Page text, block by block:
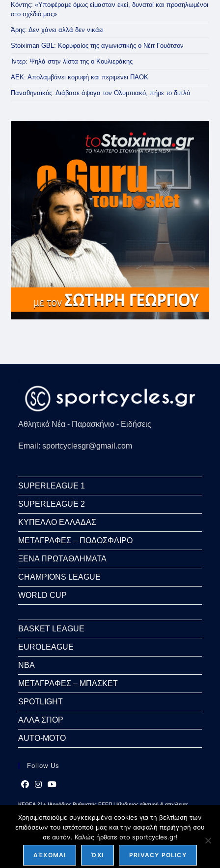
Κόντης: «Υποφέραμε όμως είμασταν εκεί, δυνατοί και προσηλωμένοι
στο σχέδιό μας»
Άρης: Δεν χάνει αλλά δεν νικάει
Stoiximan GBL: Κορυφαίος της αγωνιστικής ο Νέιτ Γουότσον
Ίντερ: Ψηλά στην λίστα της ο Κουλιεράκης
ΑΕΚ: Απολαμβάνει κορυφή και περιμένει ΠΑΟΚ
Παναθηναϊκός: Διάβασε άψογα τον Ολυμπιακό, πήρε το διπλό
Αθλητικά Νέα - Παρασκήνιο - Ειδήσεις
Email: sportcyclesgr@gmail.com
SUPERLEAGUE 1
SUPERLEAGUE 2
ΚΥΠΕΛΛΟ ΕΛΛΑΔΑΣ
ΜΕΤΑΓΡΑΦΕΣ – ΠΟΔΟΣΦΑΙΡΟ
ΞΕΝΑ ΠΡΩΤΑΘΛΗΜΑΤΑ
CHAMPIONS LEAGUE
WORLD CUP
BASKET LEAGUE
EUROLEAGUE
NBA
ΜΕΤΑΓΡΑΦΕΣ – ΜΠΑΣΚΕΤ
SPOTLIGHT
ΑΛΛΑ ΣΠΟΡ
AUTO-MOTO
Follow Us
in
a
new
in
a
new
tab
in
a
new
tab
ΚΕΘΕΑ 21+ |Αρμόδιος Ρυθμιστής ΕΕΕΠ | Κίνδυνος εθισμού & απώλειας
Copyright 2026 - sportcycles.gr
Χρησιμοποιούμε συγκεκριμένα cookies για τη βελτίωση των
επιδόσεων του ιστότοπού μας και την ασφαλή περιήγησή σου
σε αυτόν. Καλώς ήρθατε στο sportcycles.gr!
ΔΈΧΟΜΑΙ ΌΧΙ PRIVACY POLICY